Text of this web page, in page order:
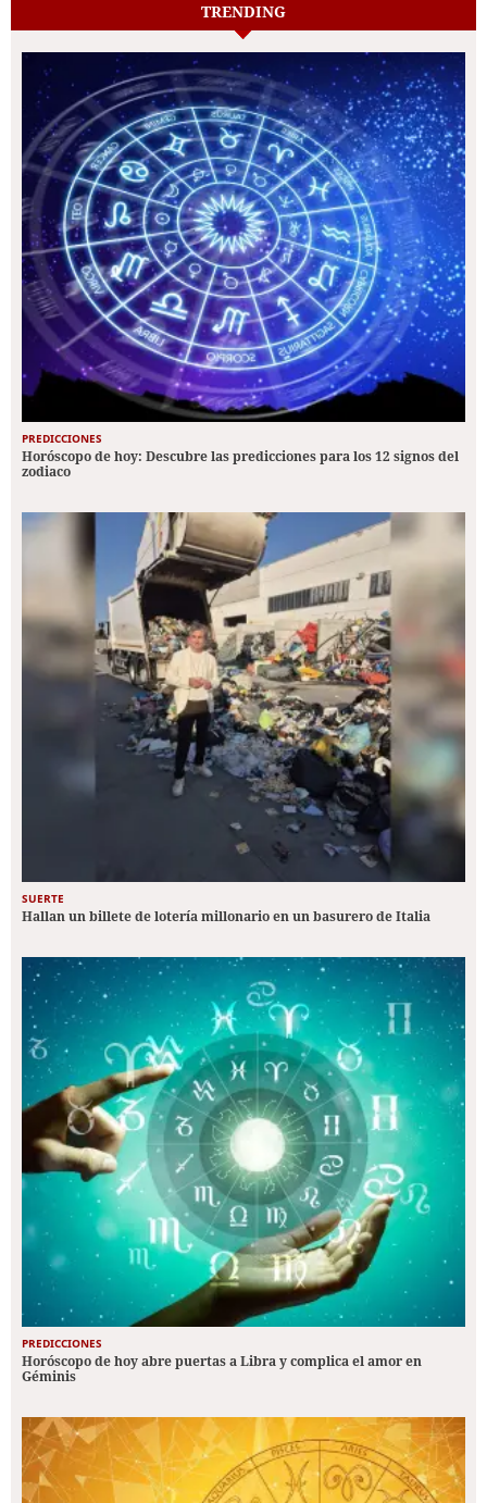
TRENDING
PREDICCIONES
Horóscopo de hoy: Descubre las predicciones para los 12 signos del
zodiaco
SUERTE
Hallan un billete de lotería millonario en un basurero de Italia
PREDICCIONES
Horóscopo de hoy abre puertas a Libra y complica el amor en
Géminis